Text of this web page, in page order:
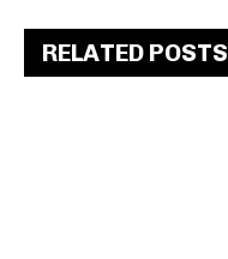
RELATED POSTS